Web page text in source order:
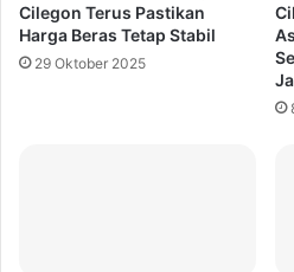
Cilegon Terus Pastikan
Harga Beras Tetap Stabil
29 Oktober 2025